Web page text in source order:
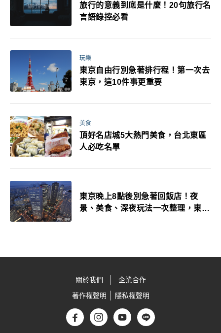
旅行的意義到底是什麼！20句旅行名
言語錄控必看
玩樂
東京自由行別急著排行程！第一次去
東京，這10件事更重要
美食
頂好名店城5大熱門美食，台北東區
人必吃名單
東京晚上8點後別急著回飯店！夜
景、美食、深夜玩法一次整理，東京
關於我們
企業合作
著作權聲明
隱私權聲明